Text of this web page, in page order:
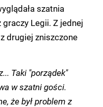
szatnia
Legii. Z jednej
drugiej zniszczone
Taki "porządek"
w szatni gości.
że był problem z